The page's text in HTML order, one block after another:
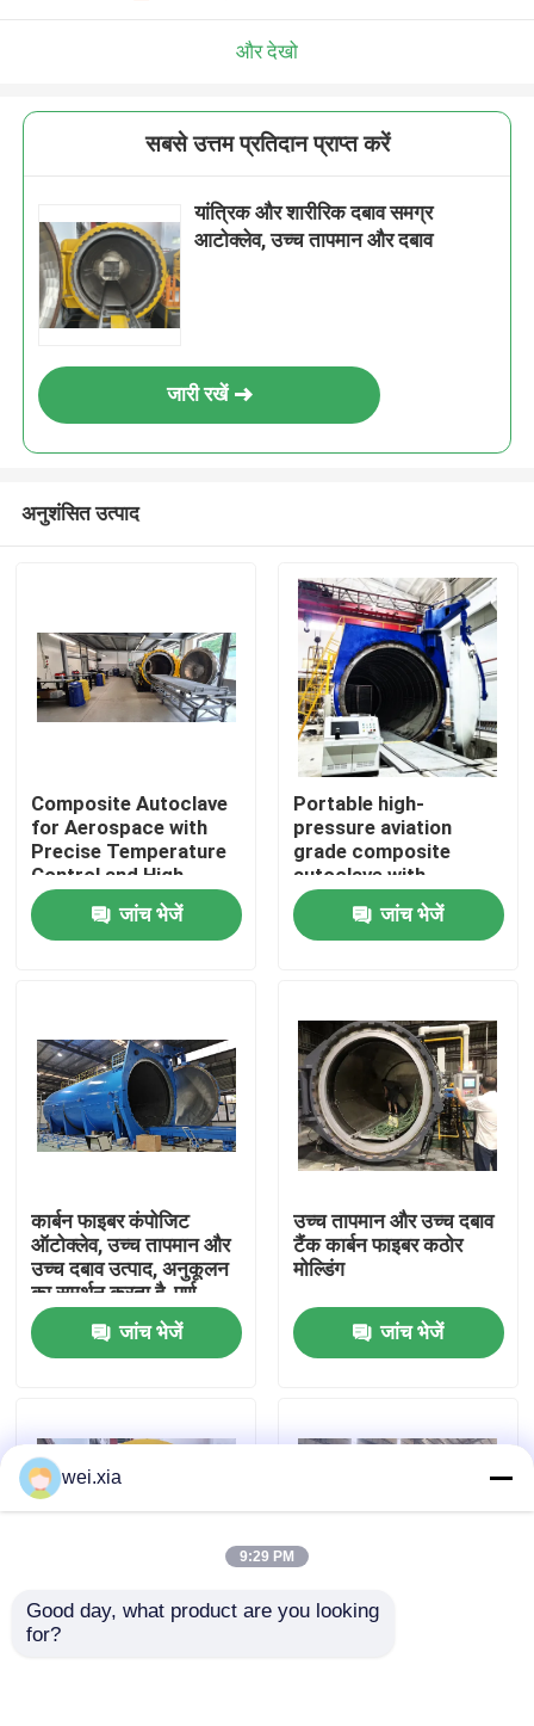
उत्पाद
हमारे बारे में
कारखाने का दौरा
हमसे संपर्क करें
मामले
और देखो
सबसे उत्तम प्रतिदान प्राप्त करें
यांत्रिक और शारीरिक दबाव समग्र
आटोक्लेव, उच्च तापमान और दबाव
जारी रखें
अनुशंसित उत्पाद
Composite Autoclave
for Aerospace with
Precise Temperature
Control and High-
Pressure Vessel for
Consistent Curing
जांच भेजें
Portable high-
pressure aviation
grade composite
autoclave with
advanced control
systems for UAV and
aerospace
जांच भेजें
कार्बन फाइबर कंपोजिट
ऑटोक्लेव, उच्च तापमान और
उच्च दबाव उत्पाद, अनुकूलन
का समर्थन करता है, पूर्ण
प्रणाली
जांच भेजें
उच्च तापमान और उच्च दबाव
टैंक कार्बन फाइबर कठोर
मोल्डिंग
जांच भेजें
विमानन ड्रोन कम्पोजिट
wei.xia
9:29 PM
Good day, what product are you looking
for?